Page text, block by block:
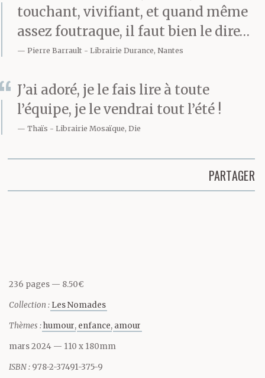
touchant, vivifiant, et quand même
assez foutraque, il faut bien le dire…
Pierre Barrault Librairie Durance, Nantes
J’ai adoré, je le fais lire à toute
l’équipe, je le vendrai tout l’été !
Thaïs Librairie Mosaïque, Die
PARTAGER
236 pages 8.50€
Collection : Les Nomades
Thèmes :humour enfance amour
mars 2024 — 110 x 180mm
ISBN : 978-2-37491-375-9